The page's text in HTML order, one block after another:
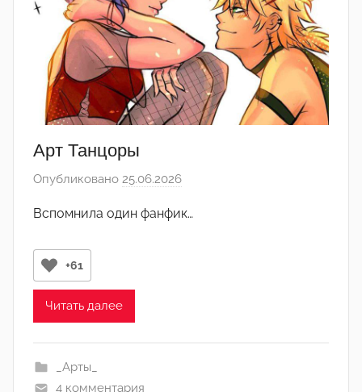
Арт Танцоры
Опубликовано 25.06.2026
т
Вспомнила один фанфик…
+61
Читать далее
_Арты_
4 комментария